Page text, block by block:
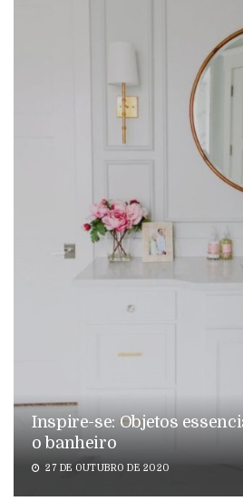
Inspire-se: Objetos
o banheiro
27 DE OUTUBRO DE 2020